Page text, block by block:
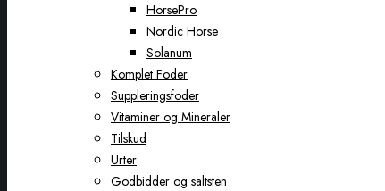
HorsePro
Nordic Horse
Solanum
Komplet Foder
Suppleringsfoder
Vitaminer og Mineraler
Tilskud
Urter
Godbidder og saltsten